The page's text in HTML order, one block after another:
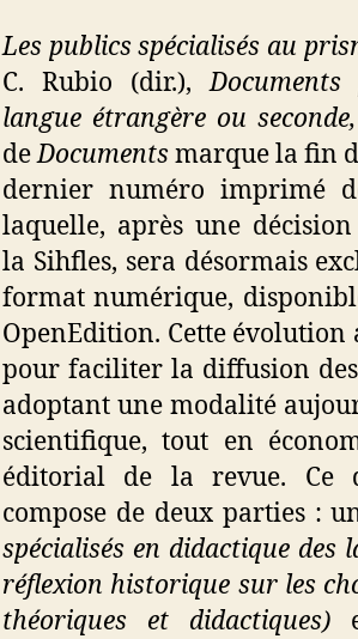
Les publics spécialisés au
C. Rubio (dir.),
langue étrangère ou seconde,
deDocuments marque la fin
dernier numéro imprimé
laquelle, après une décision
la Sihfles, sera désormais
format numérique,
OpenEdition. Cette évolution
pour faciliter la diffusion
adoptant une modalité
scientifique, tout en
éditorial de la revue. Ce
compose de deux parties :
spécialisés en didactique des
réflexion historique sur les
théoriques et didactiques)